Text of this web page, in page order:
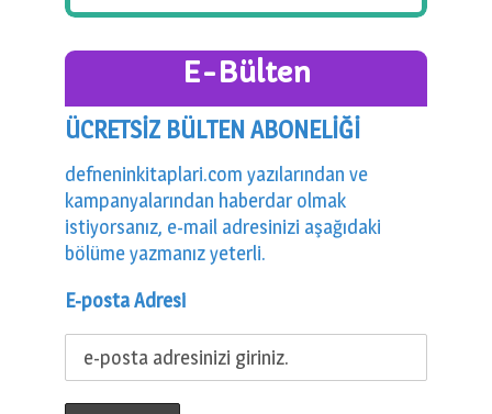
E-Bülten
ÜCRETSİZ BÜLTEN ABONELİĞİ
defneninkitaplari.com yazılarından ve
kampanyalarından haberdar olmak
istiyorsanız, e-mail adresinizi aşağıdaki
bölüme yazmanız yeterli.
E-posta Adresi